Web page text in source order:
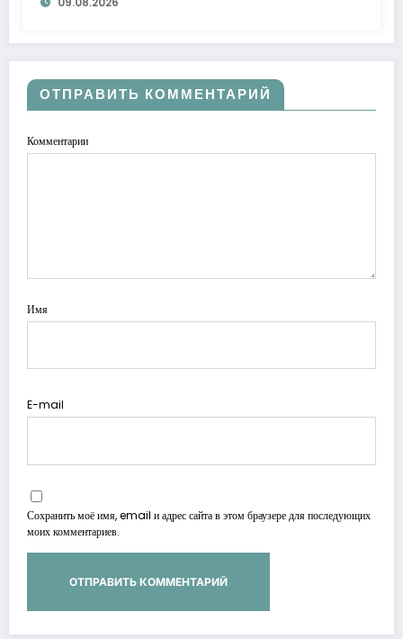
ОТПРАВИТЬ КОММЕНТАРИЙ
Комментарии
Имя
E-mail
Сохранить моё имя, email и адрес сайта в этом браузере для последующих
моих комментариев.